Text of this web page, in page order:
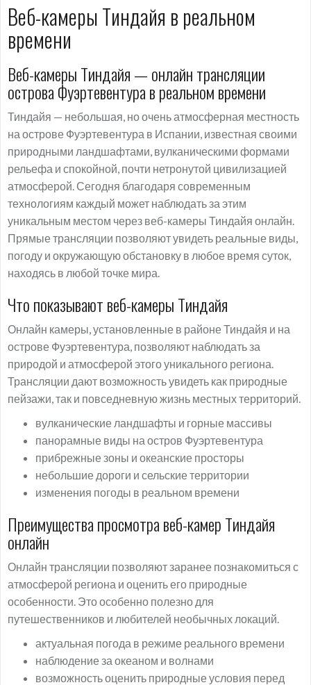
Веб-камеры Тиндайя в реальном
времени
Веб-камеры Тиндайя — онлайн трансляции
острова Фуэртевентура в реальном времени
Тиндайя — небольшая, но очень атмосферная местность
на острове Фуэртевентура в Испании, известная своими
природными ландшафтами, вулканическими формами
рельефа и спокойной, почти нетронутой цивилизацией
атмосферой. Сегодня благодаря современным
технологиям каждый может наблюдать за этим
уникальным местом через веб-камеры Тиндайя онлайн.
Прямые трансляции позволяют увидеть реальные виды,
погоду и окружающую обстановку в любое время суток,
находясь в любой точке мира.
Что показывают веб-камеры Тиндайя
Онлайн камеры, установленные в районе Тиндайя и на
острове Фуэртевентура, позволяют наблюдать за
природой и атмосферой этого уникального региона.
Трансляции дают возможность увидеть как природные
пейзажи, так и повседневную жизнь местных территорий.
вулканические ландшафты и горные массивы
панорамные виды на остров Фуэртевентура
прибрежные зоны и океанские просторы
небольшие дороги и сельские территории
изменения погоды в реальном времени
Преимущества просмотра веб-камер Тиндайя
онлайн
Онлайн трансляции позволяют заранее познакомиться с
атмосферой региона и оценить его природные
особенности. Это особенно полезно для
путешественников и любителей необычных локаций.
актуальная погода в режиме реального времени
наблюдение за океаном и волнами
возможность оценить природные условия перед